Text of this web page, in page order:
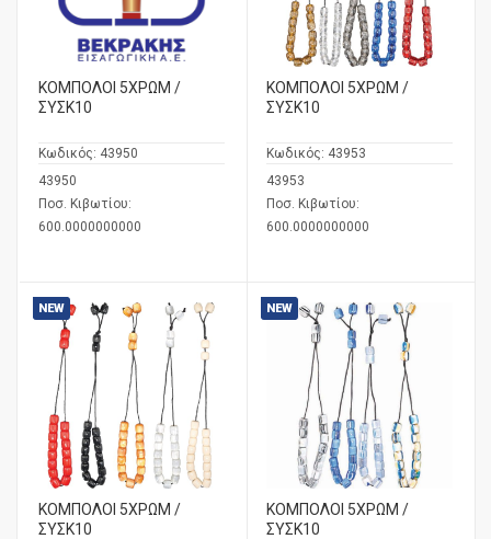
ΚΟΜΠΟΛΟΙ 5ΧΡΩΜ /
ΣΥΣΚ10
Κωδικός: 43950
43950
Ποσ. Κιβωτίου:
600.0000000000
ΚΟΜΠΟΛΟΙ 5ΧΡΩΜ /
ΣΥΣΚ10
Κωδικός: 43953
43953
Ποσ. Κιβωτίου:
600.0000000000
NEW
ΚΟΜΠΟΛΟΙ 5ΧΡΩΜ /
ΣΥΣΚ10
NEW
ΚΟΜΠΟΛΟΙ 5ΧΡΩΜ /
ΣΥΣΚ10